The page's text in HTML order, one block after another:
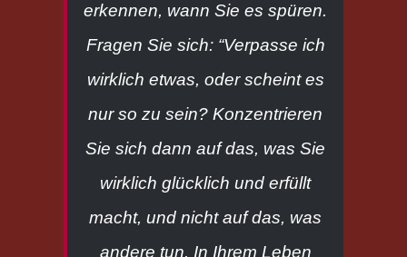
erkennen, wann Sie es spüren.
Fragen Sie sich: “Verpasse ich
wirklich etwas, oder scheint es
nur so zu sein? Konzentrieren
Sie sich dann auf das, was Sie
wirklich glücklich und erfüllt
macht, und nicht auf das, was
andere tun. In Ihrem Leben